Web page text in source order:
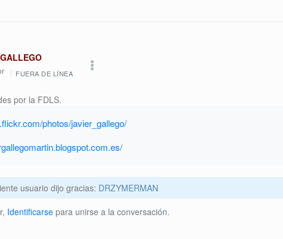
FUERA DE LÍNEA
por la FDLS.
photos/javier_gallego/
usuario dijo gracias: DRZYMERMAN
Identificarse para unirse a la conversación.